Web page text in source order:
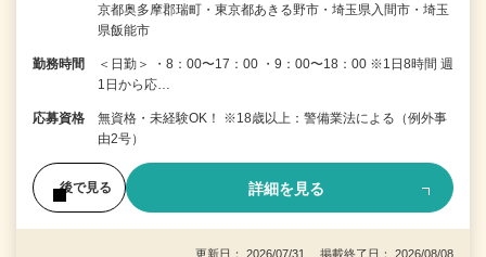
京都奥多摩郡瑞町・東京都あきる野市・埼玉県入間市・埼玉
県飯能市
勤務時間
＜日勤＞ ・8：00〜17：00 ・9：00〜18：00 ※1日8時間 週
1日から応…
応募資格
無資格・未経験OK！ ※18歳以上：警備業法による（例外事
由2号）
後で見る 詳細を見る
更新日： 2026/07/31 掲載終了日： 2026/08/08